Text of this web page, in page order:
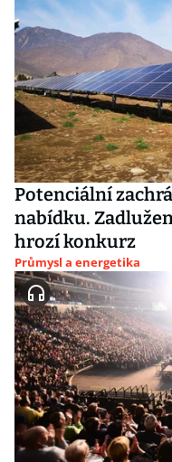
Potenciální
nabídku.
hrozí konkurz
Průmysl a energetika